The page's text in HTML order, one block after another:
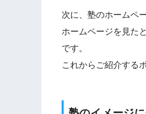
次に、塾のホームペ
ホームページを見た
です。
これからご紹介する